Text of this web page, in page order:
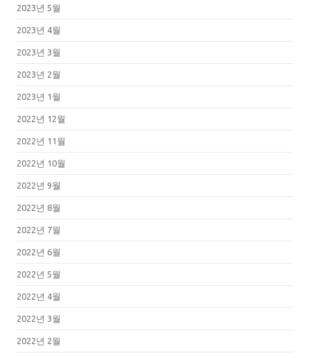
2023년 5월
2023년 4월
2023년 3월
2023년 2월
2023년 1월
2022년 12월
2022년 11월
2022년 10월
2022년 9월
2022년 8월
2022년 7월
2022년 6월
2022년 5월
2022년 4월
2022년 3월
2022년 2월